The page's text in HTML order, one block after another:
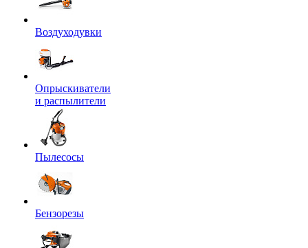
Воздуходувки
Опрыскиватели
и распылители
Пылесосы
Бензорезы